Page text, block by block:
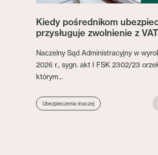
Kiedy pośrednikom
przysługuje zwolnienie z
Naczelny Sąd Administracyjny w
2026 r., sygn. akt I FSK 2302/23
którym...
Ubezpieczenia inaczej